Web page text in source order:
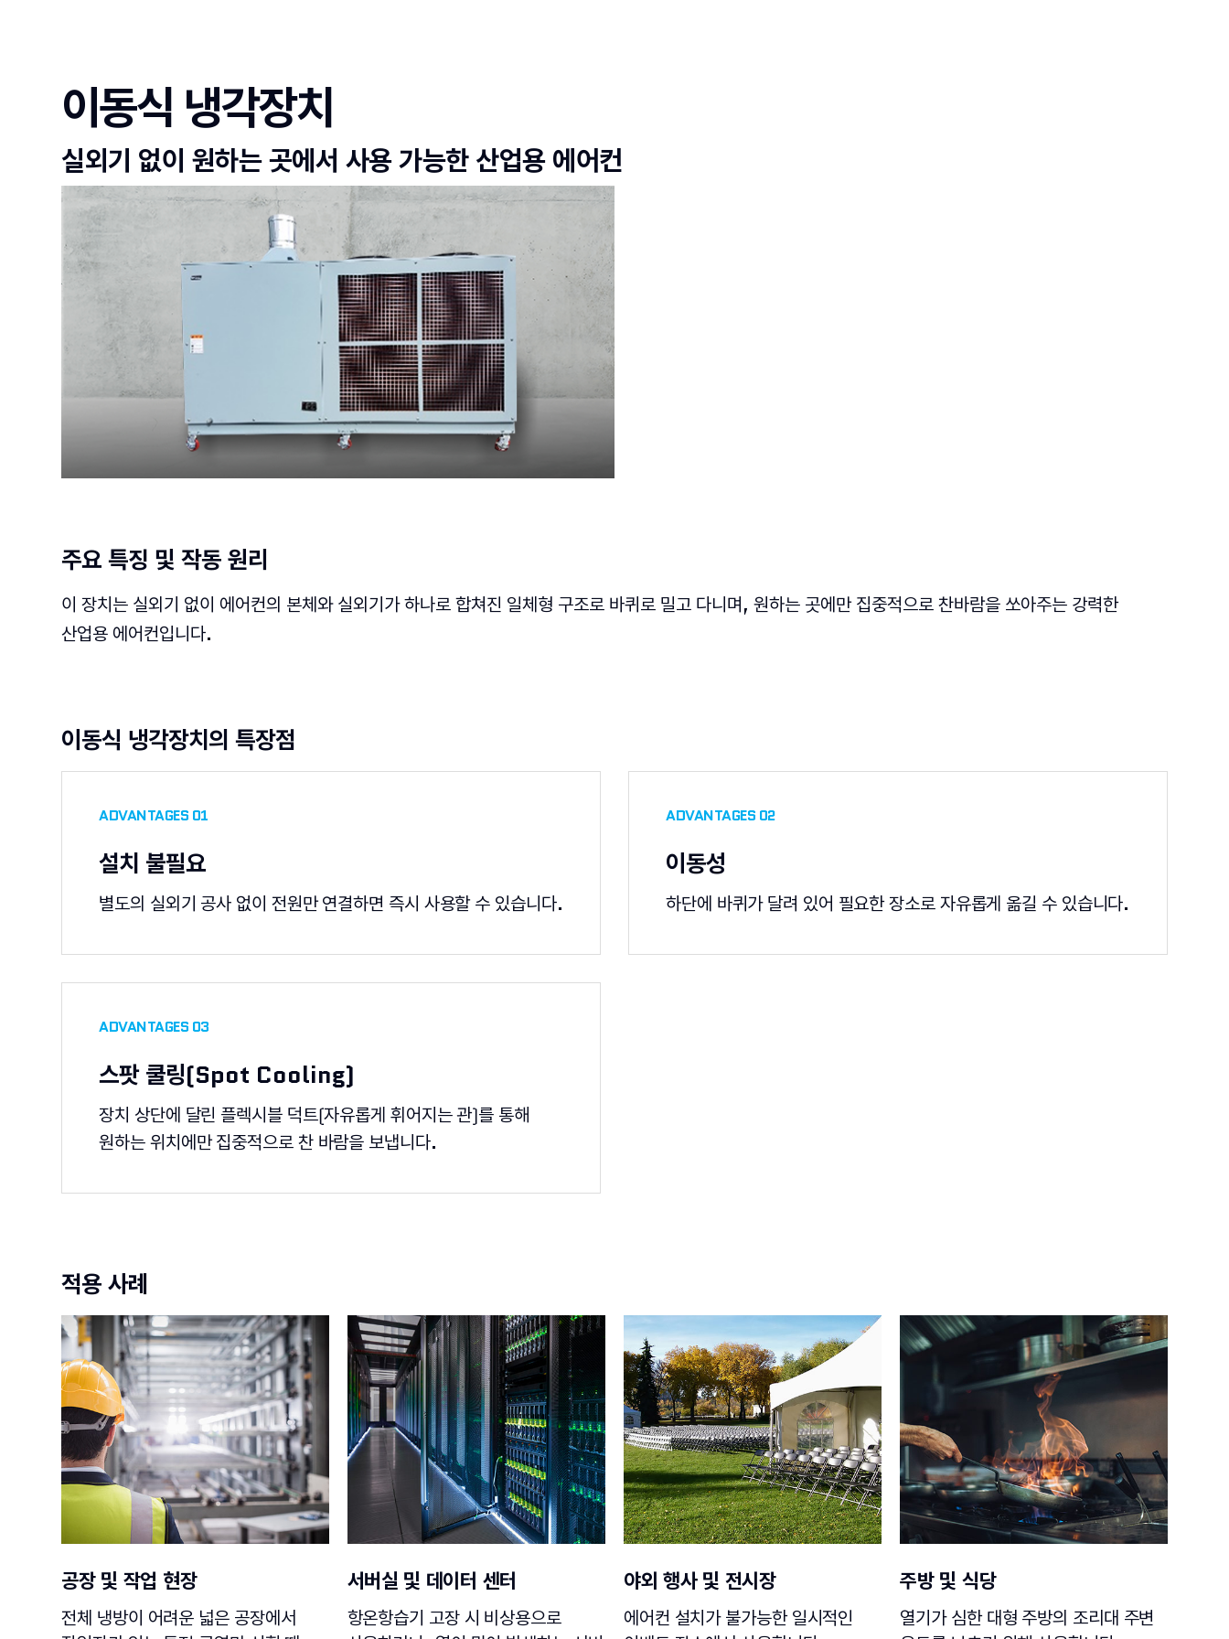
이동식 냉각장치
실외기 없이 원하는 곳에서 사용 가능한 산업용 에어컨
주요 특징 및 작동 원리
이 장치는 실외기 없이 에어컨의 본체와 실외기가 하나로 합쳐진 일체형 구조로 바퀴로 밀고 다니며, 원하는 곳에만 집중적으로 찬바람을 쏘아주는 강력한
산업용 에어컨입니다.
이동식 냉각장치의 특장점
ADVANTAGES 01
설치 불필요
별도의 실외기 공사 없이 전원만 연결하면 즉시 사용할 수 있습니다.
ADVANTAGES 02
이동성
하단에 바퀴가 달려 있어 필요한 장소로 자유롭게 옮길 수 있습니다.
ADVANTAGES 03
스팟 쿨링(Spot Cooling)
장치 상단에 달린 플렉시블 덕트(자유롭게 휘어지는 관)를 통해
원하는 위치에만 집중적으로 찬 바람을 보냅니다.
적용 사례
공장 및 작업 현장
전체 냉방이 어려운 넓은 공장에서
서버실 및 데이터 센터
항온항습기 고장 시 비상용으로
야외 행사 및 전시장
에어컨 설치가 불가능한 일시적인
주방 및 식당
열기가 심한 대형 주방의 조리대 주변